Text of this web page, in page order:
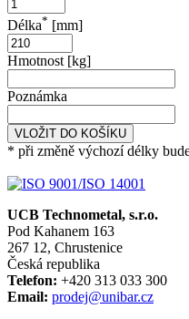
Délka* [mm]
Hmotnost [kg]
Poznámka
VLOŽIT DO KOŠÍKU
* při změně výchozí délky
UCB Technometal, s.r.o.
Pod Kahanem 163
267 12, Chrustenice
Česká republika
Telefon: +420 313 033 300
Email: prodej@unibar.cz